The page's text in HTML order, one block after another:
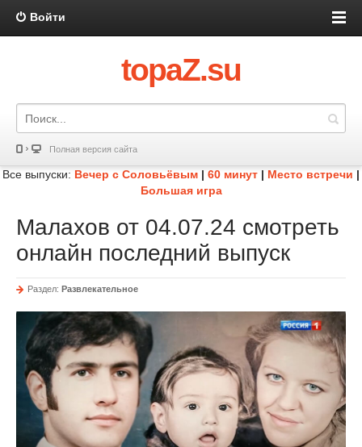
Войти
topaZ.su
Полная версия сайта
Все выпуски: Вечер с Соловьёвым | 60 минут | Место встречи |
Большая игра
Малахов от 04.07.24 смотреть
онлайн последний выпуск
Раздел: Развлекательное